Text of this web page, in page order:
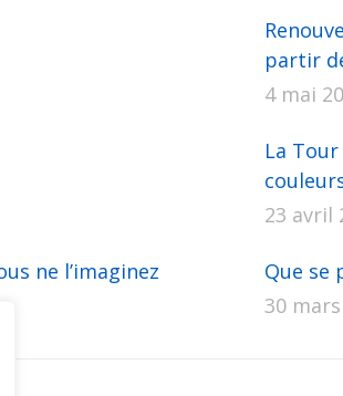
partir
4 mai
La
23 avril
ne l’imaginez
Que se
30